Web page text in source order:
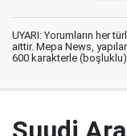
UYARI: Yorumların her
aittir. Mepa News,
600 karakterle (boşluklu)